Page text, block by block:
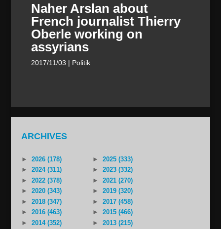
Naher Arslan about
French journalist Thierry
Oberle working on
assyrians
2017/11/03 | Politik
ARCHIVES
► 2026 (178) ►
2025 (333)
►
2024 (311) ►
2023 (332)
►
2022 (378) ►
2021 (270)
►
2020 (343) ►
2019 (320)
►
2018 (347) ►
2017 (458)
►
2016 (463) ►
2015 (466)
►
2014 (352) ► 2013 (215)